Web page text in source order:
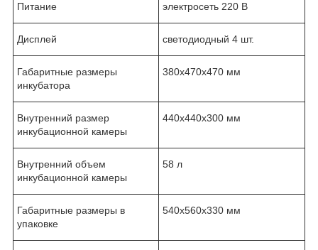
Питание электросеть 220 В
Дисплей светодиодный 4 шт.
Габаритные размеры
инкубатора
380х470х470 мм
Внутренний размер
инкубационной камеры
440х440х300 мм
Внутренний объем
инкубационной камеры
58 л
Габаритные размеры в
упаковке
540х560х330 мм